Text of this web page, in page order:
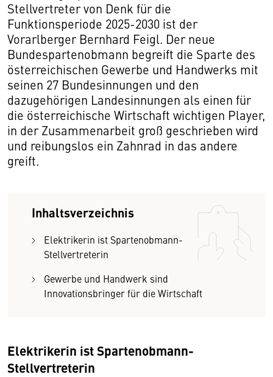
Stellvertreter von Denk für die
Funktionsperiode 2025-2030 ist der
Vorarlberger Bernhard Feigl. Der neue
Bundespartenobmann begreift die Sparte des
österreichischen Gewerbe und Handwerks mit
seinen 27 Bundesinnungen und den
dazugehörigen Landesinnungen als einen für
die österreichische Wirtschaft wichtigen Player,
in der Zusammenarbeit groß geschrieben wird
und reibungslos ein Zahnrad in das andere
greift.
Inhaltsverzeichnis
Elektrikerin ist Spartenobmann-
Stellvertreterin
Gewerbe und Handwerk sind
Innovationsbringer für die Wirtschaft
Elektrikerin ist Spartenobmann-
Stellvertreterin